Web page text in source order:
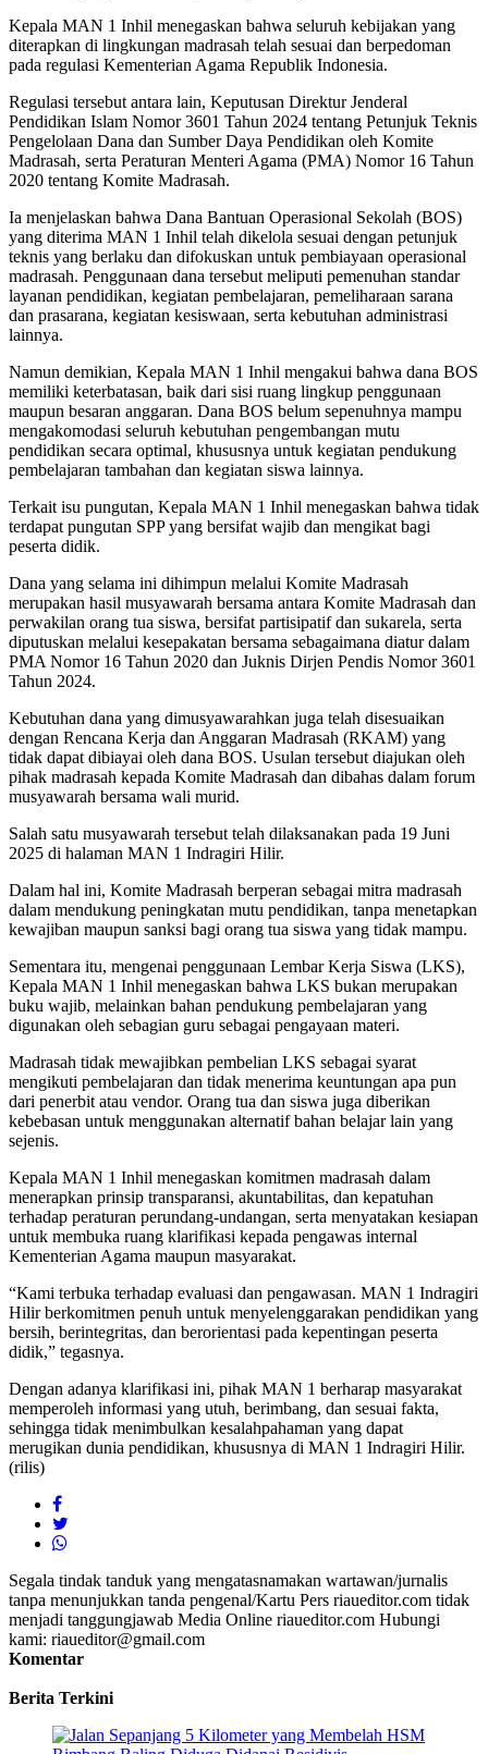
Kepala MAN 1 Inhil menegaskan bahwa seluruh kebijakan yang
diterapkan di lingkungan madrasah telah sesuai dan berpedoman
pada regulasi Kementerian Agama Republik Indonesia.
Regulasi tersebut antara lain, Keputusan Direktur Jenderal
Pendidikan Islam Nomor 3601 Tahun 2024 tentang Petunjuk Teknis
Pengelolaan Dana dan Sumber Daya Pendidikan oleh Komite
Madrasah, serta Peraturan Menteri Agama (PMA) Nomor 16 Tahun
2020 tentang Komite Madrasah.
Ia menjelaskan bahwa Dana Bantuan Operasional Sekolah (BOS)
yang diterima MAN 1 Inhil telah dikelola sesuai dengan petunjuk
teknis yang berlaku dan difokuskan untuk pembiayaan operasional
madrasah. Penggunaan dana tersebut meliputi pemenuhan standar
layanan pendidikan, kegiatan pembelajaran, pemeliharaan sarana
dan prasarana, kegiatan kesiswaan, serta kebutuhan administrasi
lainnya.
Namun demikian, Kepala MAN 1 Inhil mengakui bahwa dana BOS
memiliki keterbatasan, baik dari sisi ruang lingkup penggunaan
maupun besaran anggaran. Dana BOS belum sepenuhnya mampu
mengakomodasi seluruh kebutuhan pengembangan mutu
pendidikan secara optimal, khususnya untuk kegiatan pendukung
pembelajaran tambahan dan kegiatan siswa lainnya.
Terkait isu pungutan, Kepala MAN 1 Inhil menegaskan bahwa tidak
terdapat pungutan SPP yang bersifat wajib dan mengikat bagi
peserta didik.
Dana yang selama ini dihimpun melalui Komite Madrasah
merupakan hasil musyawarah bersama antara Komite Madrasah dan
perwakilan orang tua siswa, bersifat partisipatif dan sukarela, serta
diputuskan melalui kesepakatan bersama sebagaimana diatur dalam
PMA Nomor 16 Tahun 2020 dan Juknis Dirjen Pendis Nomor 3601
Tahun 2024.
Kebutuhan dana yang dimusyawarahkan juga telah disesuaikan
dengan Rencana Kerja dan Anggaran Madrasah (RKAM) yang
tidak dapat dibiayai oleh dana BOS. Usulan tersebut diajukan oleh
pihak madrasah kepada Komite Madrasah dan dibahas dalam forum
musyawarah bersama wali murid.
Salah satu musyawarah tersebut telah dilaksanakan pada 19 Juni
2025 di halaman MAN 1 Indragiri Hilir.
Dalam hal ini, Komite Madrasah berperan sebagai mitra madrasah
dalam mendukung peningkatan mutu pendidikan, tanpa menetapkan
kewajiban maupun sanksi bagi orang tua siswa yang tidak mampu.
Sementara itu, mengenai penggunaan Lembar Kerja Siswa (LKS),
Kepala MAN 1 Inhil menegaskan bahwa LKS bukan merupakan
buku wajib, melainkan bahan pendukung pembelajaran yang
digunakan oleh sebagian guru sebagai pengayaan materi.
Madrasah tidak mewajibkan pembelian LKS sebagai syarat
mengikuti pembelajaran dan tidak menerima keuntungan apa pun
dari penerbit atau vendor. Orang tua dan siswa juga diberikan
kebebasan untuk menggunakan alternatif bahan belajar lain yang
sejenis.
Kepala MAN 1 Inhil menegaskan komitmen madrasah dalam
menerapkan prinsip transparansi, akuntabilitas, dan kepatuhan
terhadap peraturan perundang-undangan, serta menyatakan kesiapan
untuk membuka ruang klarifikasi kepada pengawas internal
Kementerian Agama maupun masyarakat.
“Kami terbuka terhadap evaluasi dan pengawasan. MAN 1 Indragiri
Hilir berkomitmen penuh untuk menyelenggarakan pendidikan yang
bersih, berintegritas, dan berorientasi pada kepentingan peserta
didik,” tegasnya.
Dengan adanya klarifikasi ini, pihak MAN 1 berharap masyarakat
memperoleh informasi yang utuh, berimbang, dan sesuai fakta,
sehingga tidak menimbulkan kesalahpahaman yang dapat
merugikan dunia pendidikan, khususnya di MAN 1 Indragiri Hilir.
(rilis)
Segala tindak tanduk yang mengatasnamakan wartawan/jurnalis
tanpa menunjukkan tanda pengenal/Kartu Pers riaueditor.com tidak
menjadi tanggungjawab Media Online riaueditor.com Hubungi
kami: riaueditor@gmail.com
Komentar
Berita Terkini